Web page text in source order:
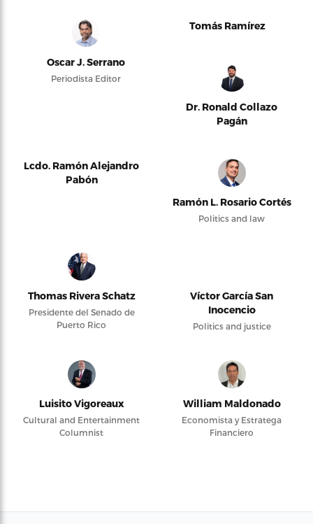
Oscar J. Serrano
Periodista Editor
Tomás Ramírez
Dr. Ronald Collazo
Pagán
Lcdo. Ramón Alejandro
Pabón
Ramón L. Rosario Cortés
Politics and law
Thomas Rivera Schatz
Presidente del Senado de
Puerto Rico
Víctor García San
Inocencio
Politics and justice
Luisito Vigoreaux
Cultural and Entertainment
Columnist
William Maldonado
Economista y Estratega
Financiero